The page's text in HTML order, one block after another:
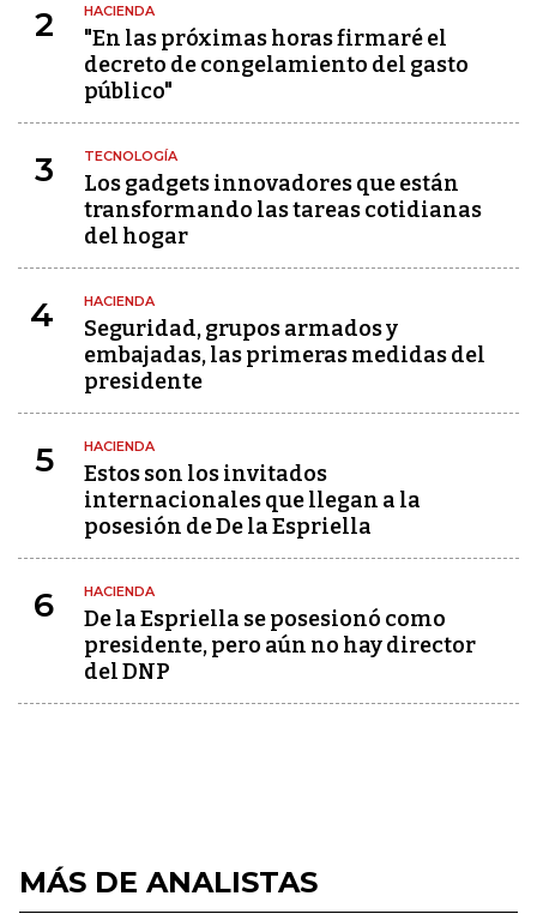
2 HACIENDA
"En las próximas horas firmaré el
decreto de congelamiento del gasto
público"
3 TECNOLOGÍA
Los gadgets innovadores que están
transformando las tareas cotidianas
del hogar
4 HACIENDA
Seguridad, grupos armados y
embajadas, las primeras medidas del
presidente
5 HACIENDA
Estos son los invitados
internacionales que llegan a la
posesión de De la Espriella
6 HACIENDA
De la Espriella se posesionó como
presidente, pero aún no hay director
del DNP
MÁS DE ANALISTAS